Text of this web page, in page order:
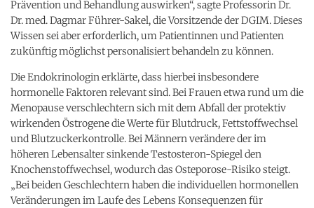
Prävention und Behandlung auswirken“, sagte Professorin Dr.
Dr. med. Dagmar Führer-Sakel, die Vorsitzende der DGIM. Dieses
Wissen sei aber erforderlich, um Patientinnen und Patienten
zukünftig möglichst personalisiert behandeln zu können.
Die Endokrinologin erklärte, dass hierbei insbesondere
hormonelle Faktoren relevant sind. Bei Frauen etwa rund um die
Menopause verschlechtern sich mit dem Abfall der protektiv
wirkenden Östrogene die Werte für Blutdruck, Fettstoffwechsel
und Blutzuckerkontrolle. Bei Männern verändere der im
höheren Lebensalter sinkende Testosteron-Spiegel den
Knochenstoffwechsel, wodurch das Osteporose-Risiko steigt.
„Bei beiden Geschlechtern haben die individuellen hormonellen
Veränderungen im Laufe des Lebens Konsequenzen für